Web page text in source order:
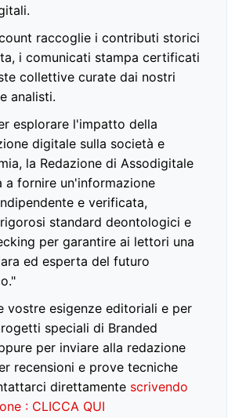
raccoglie i contributi storici
i comunicati stampa certificati
collettive curate dai nostri
analisti.
esplorare l'impatto della
digitale sulla società e
la Redazione di Assodigitale
a fornire un'informazione
e verificata,
standard deontologici e
per garantire ai lettori una
ed esperta del futuro
vostre esigenze editoriali e per
speciali di Branded
per inviare alla redazione
recensioni e prove tecniche
direttamente scrivendo
: CLICCA QUI